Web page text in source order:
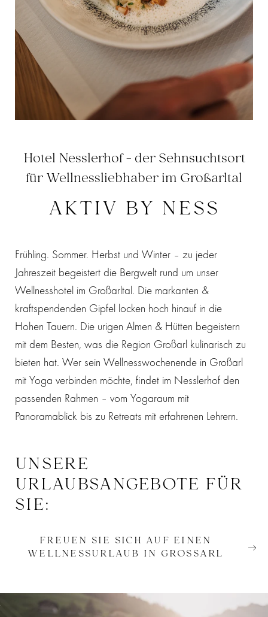
AKTIV BY NESS
Hotel Nesslerhof - der Sehnsuchtsort
für Wellnessliebhaber im Großarltal
Frühling. Sommer. Herbst und Winter – zu jeder
Jahreszeit begeistert die Bergwelt rund um unser
Wellnesshotel im Großarltal. Die markanten &
kraftspendenden Gipfel locken hoch hinauf in die
Hohen Tauern. Die urigen Almen & Hütten begeistern
mit dem Besten, was die Region Großarl kulinarisch zu
bieten hat. Wer sein Wellnesswochenende in Großarl
mit Yoga verbinden möchte, findet im Nesslerhof den
passenden Rahmen – vom Yogaraum mit
Panoramablick bis zu Retreats mit erfahrenen Lehrern.
UNSERE
URLAUBSANGEBOTE FÜR
SIE:
FREUEN SIE SICH AUF EINEN
WELLNESSURLAUB IN GROSSARL